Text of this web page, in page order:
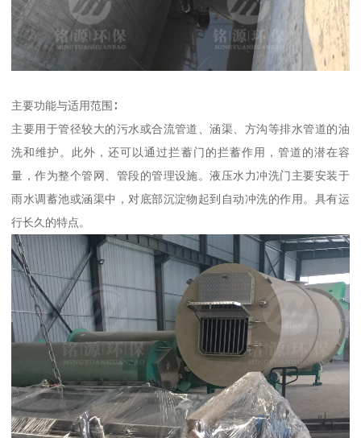
主要功能与适用范围∶
主要用于管径较大的污水或合流管道、涵渠、方沟等排水管道的油
洗和维护。此外，还可以通过拦蓄门的拦蓄作用，管道的潜在容
量，作为整个管网、管段的管理设施。液压水力冲洗门主要安装于
雨水调蓄池或涵渠中，对底部沉淀物起到自动冲洗的作用。具有运
行长久的特点。